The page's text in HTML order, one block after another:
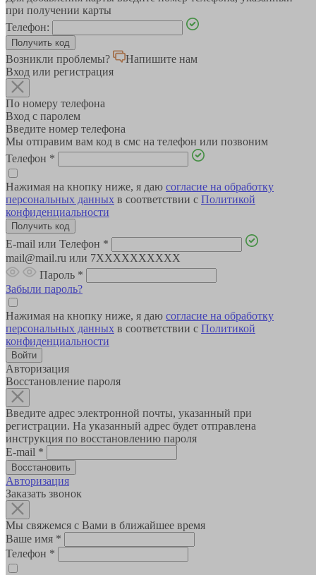
при получении карты
Телефон:
Возникли проблемы?
Напишите нам
Вход или регистрация
По номеру телефона
Вход с паролем
Введите номер телефона
Мы отправим вам код в смс на телефон или позвоним
Телефон *
Нажимая на кнопку ниже, я даю согласие на обработку
персональных данных в соответствии с Политикой
конфиденциальности
E-mail или Телефон *
mail@mail.ru или 7XXXXXXXXXX
Пароль *
Забыли пароль?
Нажимая на кнопку ниже, я даю согласие на обработку
персональных данных в соответствии с Политикой
конфиденциальности
Авторизация
Восстановление пароля
Введите адрес электронной почты, указанный при
регистрации. На указанный адрес будет отправлена
инструкция по восстановлению пароля
E-mail *
Авторизация
Заказать звонок
Мы свяжемся с Вами в ближайшее время
Ваше имя *
Телефон *